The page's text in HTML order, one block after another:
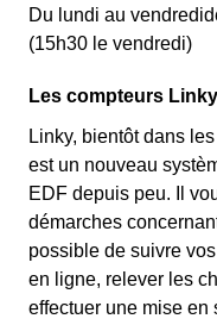
Du lundi au
(15h30 le vendredi)
Les compteurs
Linky, bientôt dans
est un nouveau
EDF depuis peu. Il
démarches
possible de suivre
en ligne, relever les
effectuer une mise en